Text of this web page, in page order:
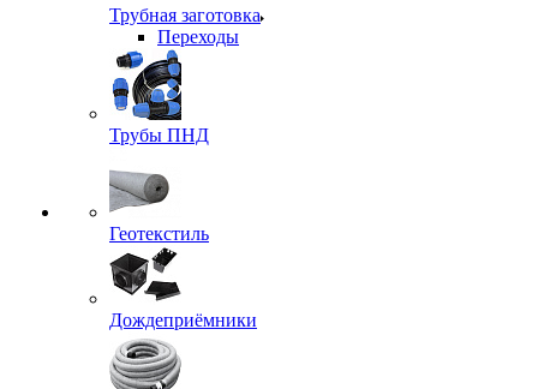
Трубная заготовка
Переходы
Трубы ПНД
Геотекстиль
Дождеприёмники